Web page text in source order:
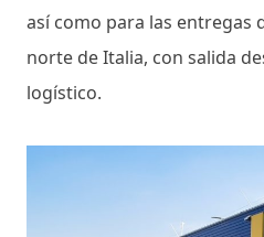
así como para las entregas
norte de Italia, con salida
logístico.